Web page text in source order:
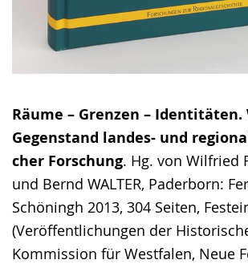
Räume – Grenzen –
Gegenstand landes- und
cher Forschung. Hg. von Wilfried
und Bernd WALTER, Pader­born:
Schöningh 2013, 304 Seiten,
(Veröffentlichungen der
Kommission für Westfalen, Neue